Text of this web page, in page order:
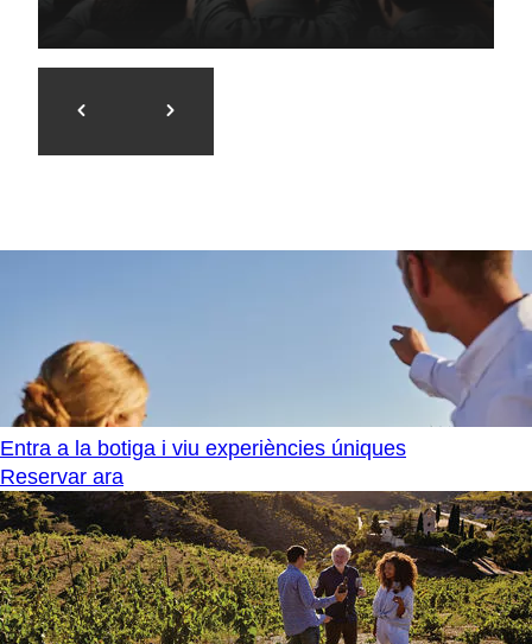
Entra a la botiga i viu experiències úniques
Reservar ara